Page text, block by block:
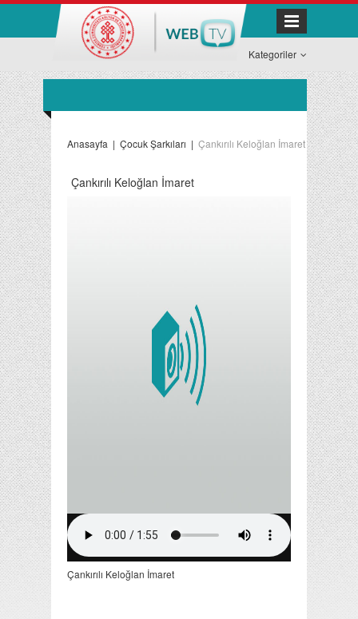
Kategoriler
Anasayfa | Çocuk Şarkıları | Çankırılı Keloğlan İmaret
Çankırılı Keloğlan İmaret
Çankırılı Keloğlan İmaret